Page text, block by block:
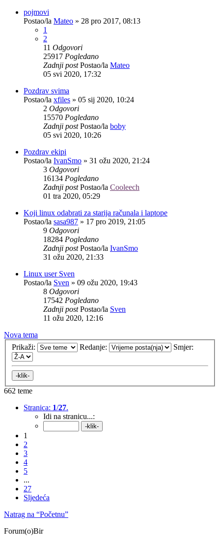
pojmovi
Postao/la Mateo » 28 pro 2017, 08:13
1
2
11 Odgovori
25917 Pogledano
Zadnji postPostao/la Mateo
05 svi 2020, 17:32
Pozdrav svima
Postao/la xfiles » 05 sij 2020, 10:24
2 Odgovori
15570 Pogledano
Zadnji postPostao/la boby
05 svi 2020, 10:26
Pozdrav ekipi
Postao/la IvanSmo » 31 ožu 2020, 21:24
3 Odgovori
16134 Pogledano
Zadnji postPostao/la Cooleech
01 tra 2020, 05:29
Koji linux odabrati za starija računala i laptope
Postao/la sasa987 » 17 pro 2019, 21:05
9 Odgovori
18284 Pogledano
Zadnji postPostao/la IvanSmo
31 ožu 2020, 21:33
Linux user Sven
Postao/la Sven » 09 ožu 2020, 19:43
8 Odgovori
17542 Pogledano
Zadnji postPostao/la Sven
11 ožu 2020, 12:16
Nova tema
Prikaži:
Redanje: Smjer:
662 teme
Stranica: 1/27.
Idi na stranicu...:
1
2
3
4
5
...
27
Sljedeća
Natrag na “Početnu”
Forum(o)Bir